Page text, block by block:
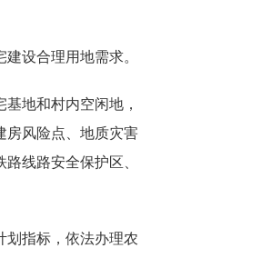
设合理用地需求。
地和村内空闲地，
房风险点、地质灾害
线路安全保护区、
指标，依法办理农